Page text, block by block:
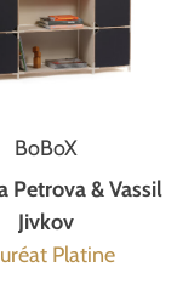
BoBoX
Petrova & Vassil
Jivkov
Platine